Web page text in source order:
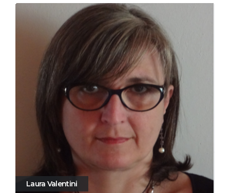
Laura Valentini